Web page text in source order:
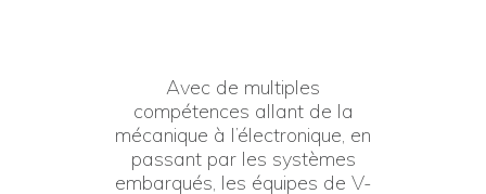
Avec de multiples
compétences allant de la
mécanique à l’électronique, en
passant par les systèmes
embarqués, les équipes de V-